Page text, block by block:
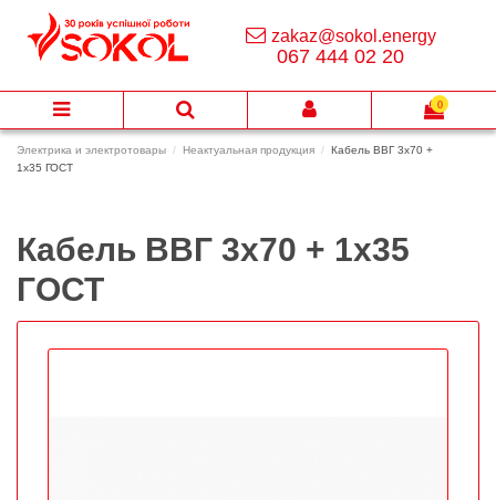
Электрика и электротовары Неактуальная продукция
Кабель ВВГ 3х70 +
1х35 ГОСТ
Кабель ВВГ 3х70 + 1х35
ГОСТ
zakaz@sokol.energy
067 444 02 20
0